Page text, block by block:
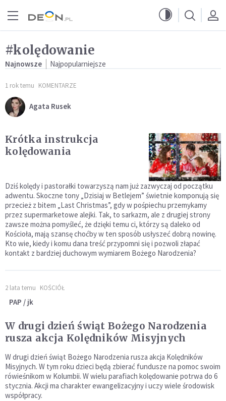
#kolędowanie
Najnowsze Najpopularniejsze
1 rok temu KOMENTARZE
Agata Rusek
Krótka instrukcja
kolędowania
Dziś kolędy i pastorałki towarzyszą nam już zazwyczaj od początku
adwentu. Skoczne tony „Dzisiaj w Betlejem” świetnie komponują się
przecież z bitem „Last Christmas”, gdy w pośpiechu przemykamy
przez supermarketowe alejki. Tak, to sarkazm, ale z drugiej strony
zawsze można pomyśleć, że dzięki temu ci, którzy są daleko od
Kościoła, mają szansę choćby w ten sposób usłyszeć dobrą nowinę.
Kto wie, kiedy i komu dana treść przypomni się i pozwoli złapać
kontakt z bardziej duchowym wymiarem Bożego Narodzenia?
2 lata temu KOŚCIÓŁ
PAP / jk
W drugi dzień świąt Bożego Narodzenia
rusza akcja Kolędników Misyjnych
W drugi dzień świąt Bożego Narodzenia rusza akcja Kolędników
Misyjnych. W tym roku dzieci będą zbierać fundusze na pomoc swoim
rówieśnikom w Kolumbii. W wielu parafiach kolędowanie potrwa do 6
stycznia. Akcji ma charakter ewangelizacyjny i uczy wiele środowisk
współpracy.